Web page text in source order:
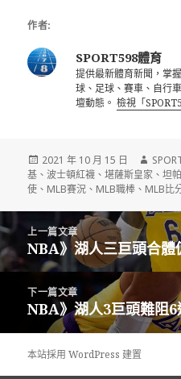
作者:
SPORT598體育
提供最新體育新聞，掌
球、足球、賽車、自行
壇動態。檢視「
發
佈
日
2021 年 10 月 15 日
作
者
基 、波士頓紅襪 、堪薩斯皇家 、坦
使 、 MLB賽況 、 MLB職棒 、 MLB比
章
導
上一篇文章
上
一
篇
文
NBA》湖人三巨頭合體
下一篇文章
下
篇
NBA》湖人3巨頭難阻
本站採用 WordPress 建置